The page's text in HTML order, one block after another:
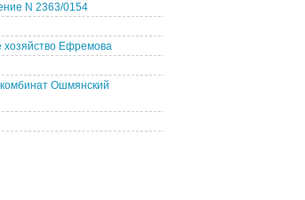
N 2363/0154
хозяйство Ефремова
Ошмянский